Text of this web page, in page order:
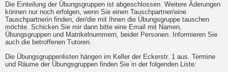
Die Einteilung der Übungsgruppen ist abgeschlossen. Weitere Äderungen
können nur noch erfolgen, wenn Sie einen Tauschpartner/eine
Tauschpartnerin finden, der/die mit Ihnen die Übungsgruppe tauschen
möchte. Schicken Sie mir dann bitte eine Email mit Namen,
Übungsgruppen und Matrikelnummern, beider Personen. Informieren Sie
auch die betroffenen Tutoren.
Die Übungsgruppenlisten hängen im Keller der Eckerstr. 1 aus. Termine
und Räume der Übungsgruppen finden Sie in der folgenden Liste: